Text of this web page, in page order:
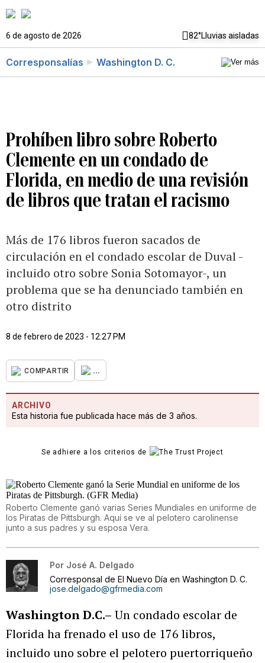
6 de agosto de 2026 82°Lluvias aisladas
Corresponsalías Washington D. C.
Prohíben libro sobre Roberto
Clemente en un condado de
Florida, en medio de una revisión
de libros que tratan el racismo
Más de 176 libros fueron sacados de
circulación en el condado escolar de Duval -
incluido otro sobre Sonia Sotomayor-, un
problema que se ha denunciado también en
otro distrito
8 de febrero de 2023 - 12:27 PM
COMPARTIR ...
ARCHIVO
Esta historia fue publicada hace más de 3 años.
Se adhiere a los criterios de
Roberto Clemente ganó varias Series Mundiales en uniforme de
los Piratas de Pittsburgh. Aquí se ve al pelotero carolinense
junto a sus padres y su esposa Vera.
Por José A. Delgado
Corresponsal de El Nuevo Día en Washington D. C.
jose.delgado@gfrmedia.com
Washington D.C.– Un condado escolar de
Florida ha frenado el uso de 176 libros,
incluido uno sobre el pelotero puertorriqueño